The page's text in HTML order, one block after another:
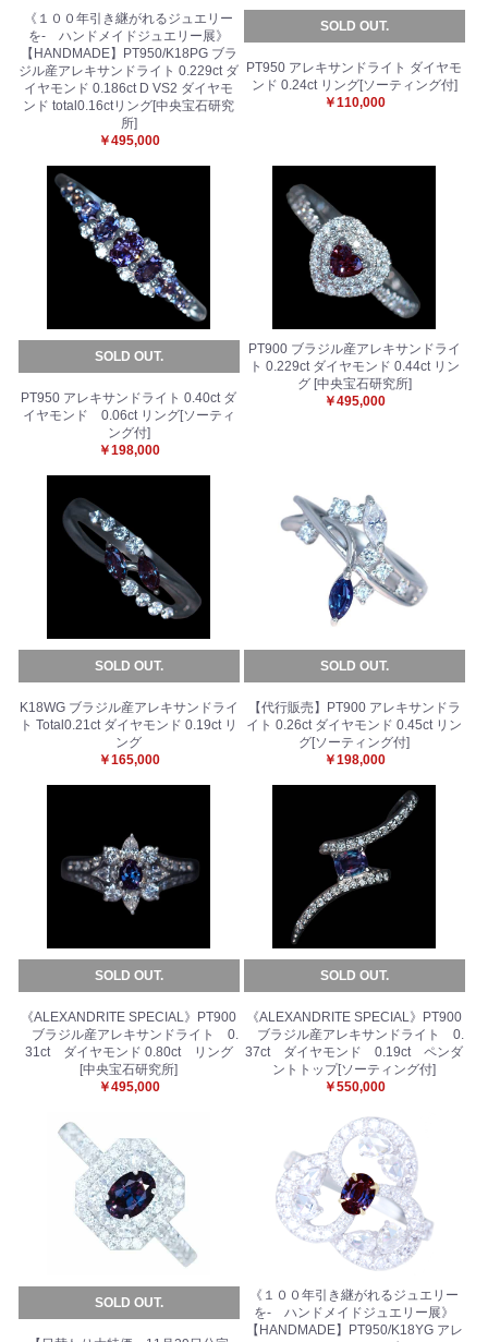
《１００年引き継がれるジュエリー
を- ハンドメイドジュエリー展》
【HANDMADE】PT950/K18PG ブラ
ジル産アレキサンドライト 0.229ct ダ
イヤモンド 0.186ct D VS2 ダイヤモ
ンド total0.16ctリング[中央宝石研究
所]
￥495,000
SOLD OUT.
PT950 アレキサンドライト ダイヤモ
ンド 0.24ct リング[ソーティング付]
￥110,000
SOLD OUT.
PT950 アレキサンドライト 0.40ct ダ
イヤモンド 0.06ct リング[ソーティ
ング付]
￥198,000
PT900 ブラジル産アレキサンドライ
ト 0.229ct ダイヤモンド 0.44ct リン
グ [中央宝石研究所]
￥495,000
SOLD OUT.
K18WG ブラジル産アレキサンドライ
ト Total0.21ct ダイヤモンド 0.19ct リ
ング
￥165,000
SOLD OUT.
【代行販売】PT900 アレキサンドラ
イト 0.26ct ダイヤモンド 0.45ct リン
グ[ソーティング付]
￥198,000
SOLD OUT.
《ALEXANDRITE SPECIAL》PT900
ブラジル産アレキサンドライト 0.
31ct ダイヤモンド 0.80ct リング
[中央宝石研究所]
￥495,000
SOLD OUT.
《ALEXANDRITE SPECIAL》PT900
ブラジル産アレキサンドライト 0.
37ct ダイヤモンド 0.19ct ペンダ
ントトップ[ソーティング付]
￥550,000
SOLD OUT.
《１００年引き継がれるジュエリー
を- ハンドメイドジュエリー展》
【HANDMADE】PT950/K18YG アレ